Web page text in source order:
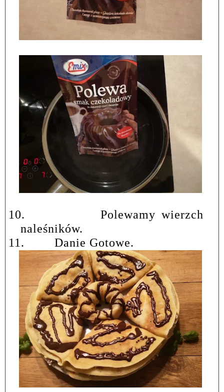
10.
Polewamy wierzch
naleśników.
11.
Danie Gotowe.